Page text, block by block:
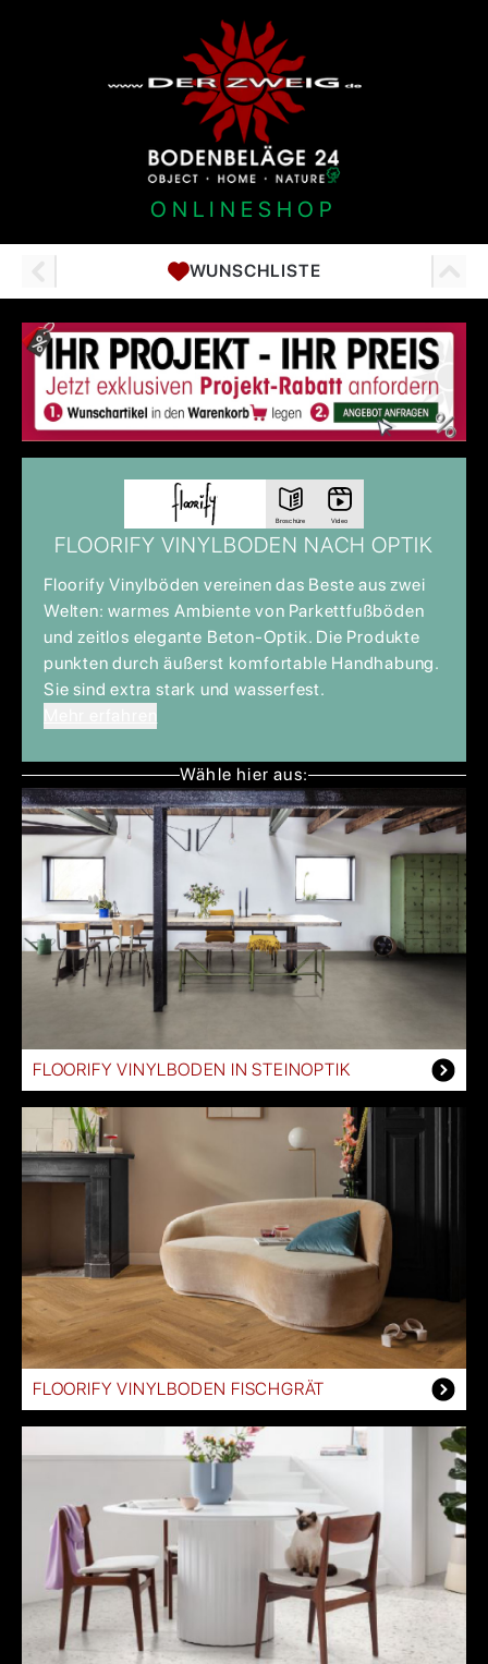
ONLINESHOP
WUNSCHLISTE
Broschüre Video
FLOORIFY VINYLBODEN NACH OPTIK
Floorify Vinylböden vereinen das Beste aus zwei
Welten: warmes Ambiente von Parkettfußböden
und zeitlos elegante Beton-Optik. Die Produkte
punkten durch äußerst komfortable Handhabung.
Sie sind extra stark und wasserfest.
Wähle hier aus:
FLOORIFY VINYLBODEN IN STEINOPTIK
FLOORIFY VINYLBODEN FISCHGRÄT